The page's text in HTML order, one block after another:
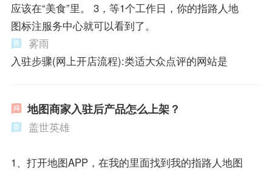
应该在“美食”里。 3，等1个工作日，你的指路人地
图标注服务中心就可以看到了。
雾雨
入驻步骤(网上开店流程):类适大众点评的网站是
地图商家入驻后产品怎么上架？
盖世英雄
1、打开地图APP，在我的里面找到我的指路人地图